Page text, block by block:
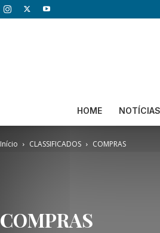
HOME NOTÍCIAS
Início CLASSIFICADOS COMPRAS
COMPRAS